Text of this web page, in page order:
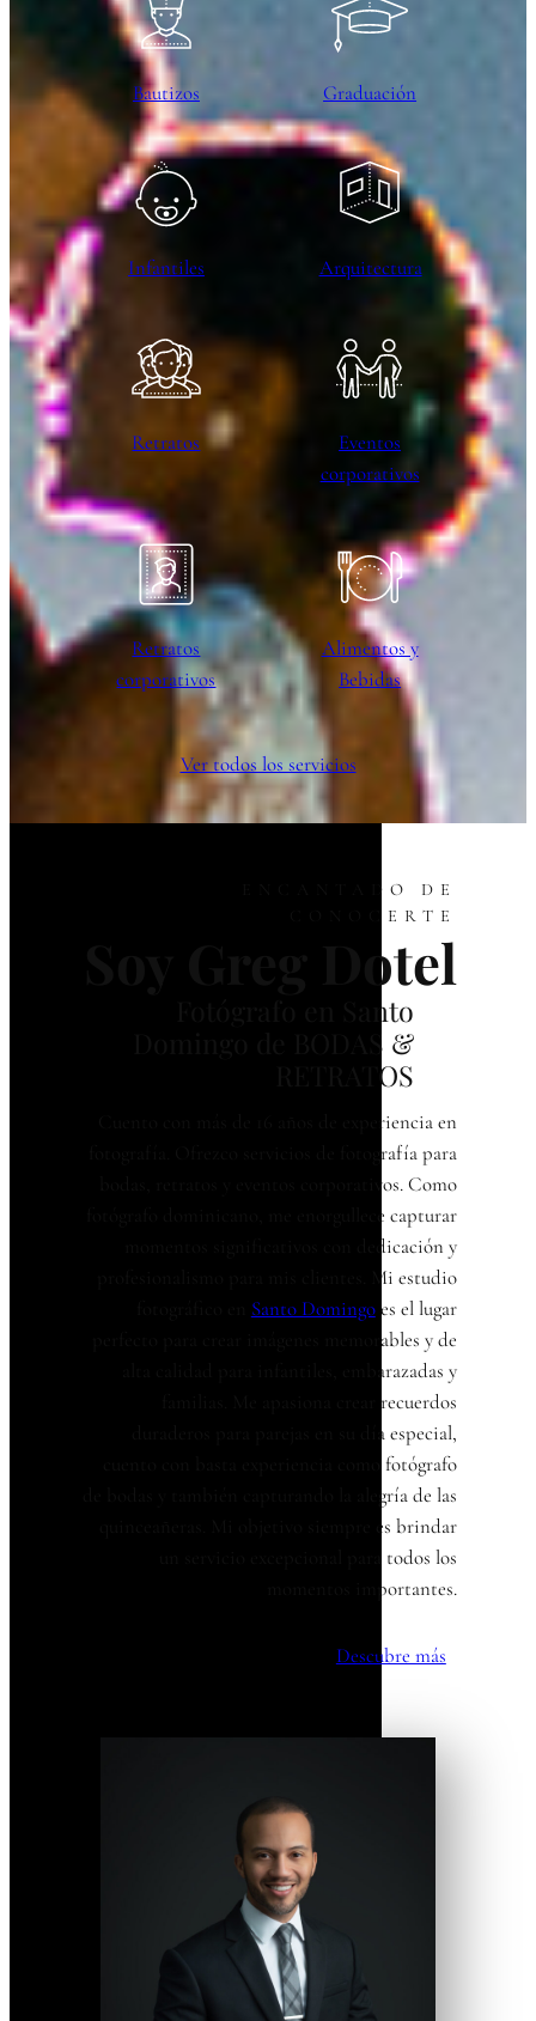
Bautizos Graduación
Infantiles Arquitectura
Retratos
Eventos
corporativos
Retratos
corporativos
Alimentos y
Bebidas
Ver todos los servicios
ENCANTADO DE
CONOCERTE
Soy Greg Dotel
Fotógrafo en Santo
Domingo de BODAS &
RETRATOS
Cuento con más de 16 años de experiencia en
fotografía. Ofrezco servicios de fotografía para
bodas, retratos y eventos corporativos. Como
fotógrafo dominicano, me enorgullece capturar
momentos significativos con dedicación y
profesionalismo para mis clientes. Mi estudio
Santo Domingoes el lugar
perfecto para crear imágenes memorables y de
alta calidad para infantiles, embarazadas y
familias. Me apasiona crear recuerdos
duraderos para parejas en su día especial,
cuento con basta experiencia como fotógrafo
de bodas y también capturando la alegría de las
quinceañeras. Mi objetivo siempre es brindar
un servicio excepcional para todos los
momentos importantes.
Descubre más